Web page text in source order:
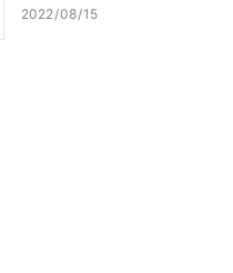
2083CS
2022 08 15